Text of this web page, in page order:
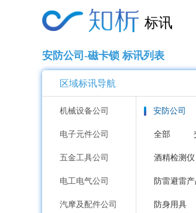
标讯
安防公司-磁卡锁 标讯列表
区域标讯导航
机械设备公司
电子元件公司
五金工具公司
电工电气公司
汽摩及配件公司
安防公司
全部
酒精检测仪
防雷避雷产
防身用具